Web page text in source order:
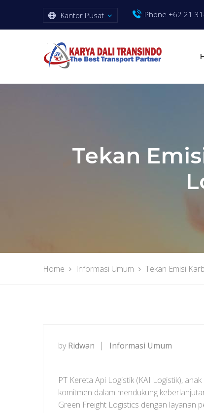
Kantor Pusat Phone +62 21
Tekan
Home Informasi Umum Tekan Emisi
by Ridwan Informasi Umum
PT Kereta Api Logistik (KAI Logistik),
komitmen dalam mendukung
Green Freight Logistics dengan layanan